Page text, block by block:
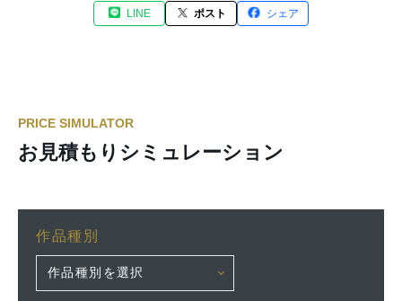
LINE ポスト シェア
PRICE SIMULATOR
お見積もりシミュレーション
作品種別